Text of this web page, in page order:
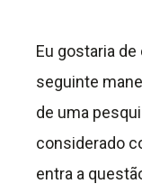
Eu gostaria
seguinte
de uma
considerado
entra a